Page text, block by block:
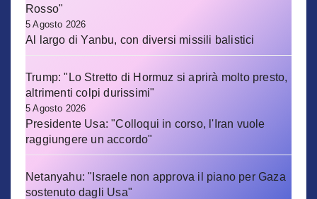
Rosso"
5 Agosto 2026
Al largo di Yanbu, con diversi missili balistici
Trump: "Lo Stretto di Hormuz si aprirà molto presto,
altrimenti colpi durissimi"
5 Agosto 2026
Presidente Usa: "Colloqui in corso, l'Iran vuole
raggiungere un accordo"
Netanyahu: "Israele non approva il piano per Gaza
sostenuto dagli Usa"